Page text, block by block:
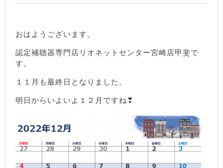
おはようございます。
認定補聴器専門店リオネットセンター宮崎店甲斐で
す。
１１月も最終日となりました。
明日からいよいよ１２月ですね❣